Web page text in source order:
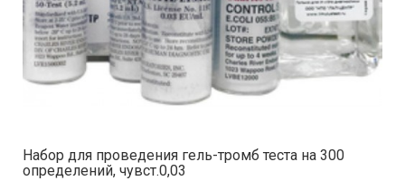
Набор для проведения гель-тромб теста на 300
определений, чувст.0,03